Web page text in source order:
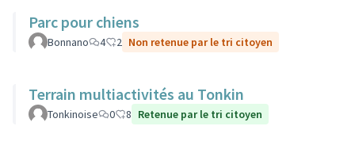
Parc pour chiens
Bonnano 4 2 Non retenue par le tri citoyen
Terrain multiactivités au Tonkin
Tonkinoise 0 8 Retenue par le tri citoyen